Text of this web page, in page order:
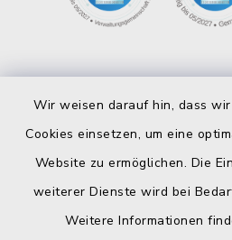
Wir weisen darauf hin, dass
Cookies einsetzen, um eine
Website zu ermöglichen. Die
weiterer Dienste wird bei
Weitere Informationen